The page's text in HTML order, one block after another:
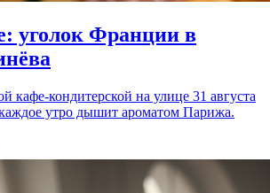
уголок Франции в
кафе-кондитерской на улице 31 августа
утро дышит ароматом Парижа.